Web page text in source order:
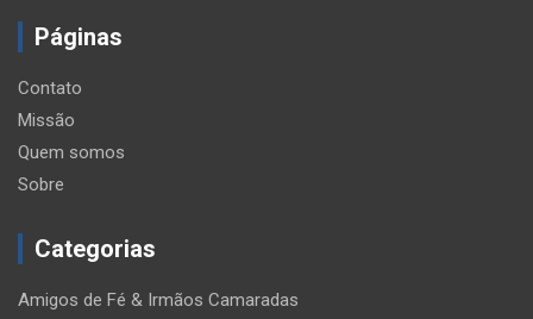
Páginas
Contato
Missão
Quem somos
Sobre
Categorias
Amigos de Fé & Irmãos Camaradas